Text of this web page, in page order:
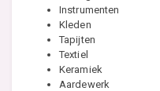
Instrumenten
Kleden
Tapijten
Textiel
Keramiek
Aardewerk